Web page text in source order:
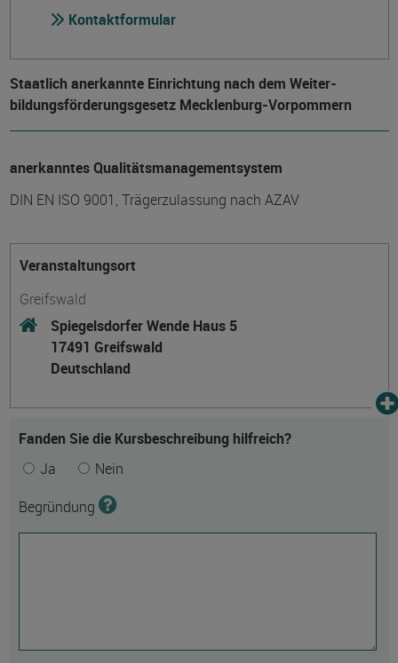
Kontaktformular
Staatlich anerkannte Einrichtung nach dem Weiter­
bildungs­förderungs­gesetz Mecklenburg-Vorpommern
anerkanntes Qualitätsmanagementsystem
DIN EN ISO 9001, Trägerzulassung nach AZAV
Veranstaltungsort
Greifswald
Spiegelsdorfer Wende Haus 5
17491 Greifswald
Deutschland
Fanden Sie die Kursbeschreibung hilfreich?
Ja
Nein
Begründung